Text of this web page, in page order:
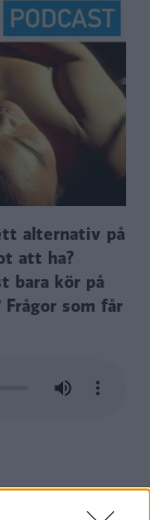
alternativ på
att ha?
bara kör på
som får